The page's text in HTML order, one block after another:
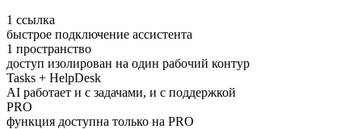
1 ссылка
быстрое подключение ассистента
1 пространство
доступ изолирован на один рабочий контур
Tasks + HelpDesk
AI работает и с задачами, и с поддержкой
PRO
функция доступна только на PRO